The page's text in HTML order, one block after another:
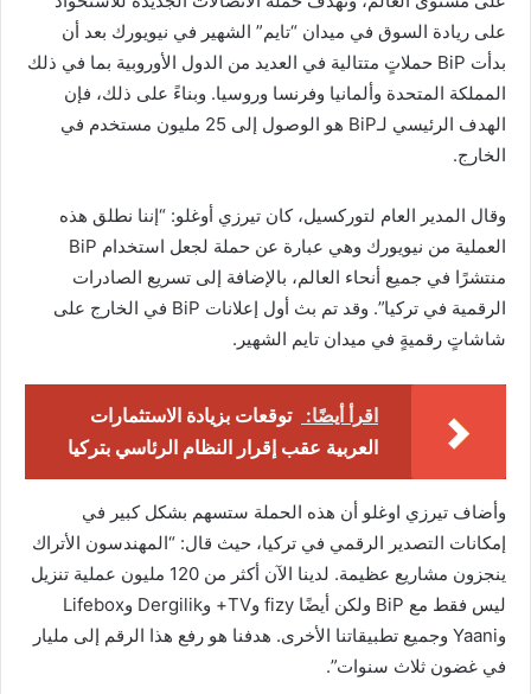
على ريادة السوق في ميدان “تايم” الشهير في نيويورك بعد أن
بدأت BiP حملاتٍ متتالية في العديد من الدول الأوروبية بما في ذلك
المملكة المتحدة وألمانيا وفرنسا وروسيا. وبناءً على ذلك، فإن
الهدف الرئيسي لـBiP هو الوصول إلى 25 مليون مستخدم في
الخارج.
وقال المدير العام لتوركسيل، كان تيرزي أوغلو: “إننا نطلق هذه
العملية من نيويورك وهي عبارة عن حملة لجعل استخدام BiP
منتشرًا في جميع أنحاء العالم، بالإضافة إلى تسريع الصادرات
الرقمية في تركيا”. وقد تم بث أول إعلانات BiP في الخارج على
شاشاتٍ رقميةٍ في ميدان تايم الشهير.
اقرأ أيضًا:
توقعات بزيادة الاستثمارات
العربية عقب إقرار النظام الرئاسي بتركيا
وأضاف تيرزي اوغلو أن هذه الحملة ستسهم بشكل كبير في
إمكانات التصدير الرقمي في تركيا، حيث قال: “المهندسون الأتراك
ينجزون مشاريع عظيمة. لدينا الآن أكثر من 120 مليون عملية تنزيل
ليس فقط مع BiP ولكن أيضًا fizy وTV+ وDergilik وLifebox
وYaani وجميع تطبيقاتنا الأخرى. هدفنا هو رفع هذا الرقم إلى مليار
في غضون ثلاث سنوات”.